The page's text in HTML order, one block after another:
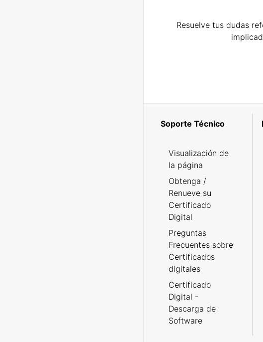
Resuelve tus dudas
Soporte Técnico
Visualización de
la página
Obtenga /
Renueve su
Certificado
Digital
Preguntas
Frecuentes sobre
Certificados
digitales
Certificado
Digital -
Descarga de
Software